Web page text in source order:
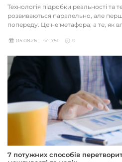
Технологія підробки реальності та
розвиваються паралельно, але
попереду. Це не метафора, а те, як
05.08.26 751 0
7 потужних способів